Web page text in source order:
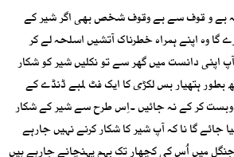
کہ بے و قوف سے بے وقوف شخص بھی اگر شیر کے
گا وہ اپنے ہمراہ خطرناک آتشیں اسلحہ لے کر
اپنی دانست میں گھر سے تو نکلیں شیر کو شکار
بطور ہتھیار بس لکڑی کا ایک فٹ لمبے ڈنڈے کے
کر کے نہ جائیں ۔اِس طرح سے شیر کے شکار
جائے گا نا کہ آپ شیر کا شکار کرنے نہیں جارہے